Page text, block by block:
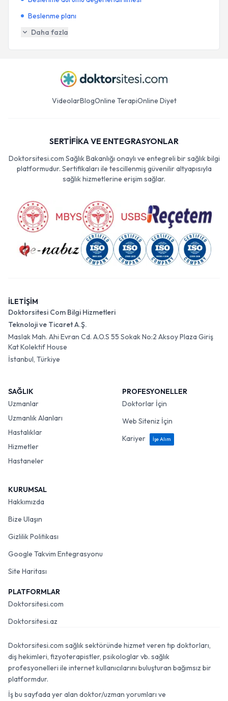
Beslenme planı
Daha fazla
VideolarBlogOnline TerapiOnline Diyet
SERTİFİKA VE ENTEGRASYONLAR
Doktorsitesi.com Sağlık Bakanlığı onaylı ve entegreli bir sağlık bilgi
platformudur. Sertifikaları ile tescillenmiş güvenilir altyapısıyla
sağlık hizmetlerine erişim sağlar.
İLETİŞİM
Doktorsitesi Com Bilgi Hizmetleri
Teknoloji ve Ticaret A.Ş.
Maslak Mah. Ahi Evran Cd. A.O.S 55 Sokak No:2 Aksoy Plaza Giriş
Kat Kolektif House
İstanbul, Türkiye
SAĞLIK
Uzmanlar
Uzmanlık Alanları
Hastalıklar
Hizmetler
Hastaneler
PROFESYONELLER
Doktorlar İçin
Web Siteniz İçin
Kariyer
İşe Alım
KURUMSAL
Hakkımızda
Bize Ulaşın
Gizlilik Politikası
Google Takvim Entegrasyonu
Site Haritası
PLATFORMLAR
Doktorsitesi.com
Doktorsitesi.az
Doktorsitesi.com sağlık sektöründe hizmet veren tıp doktorları,
diş hekimleri, fizyoterapistler, psikologlar vb. sağlık
profesyonelleri ile internet kullanıcılarını buluşturan bağımsız bir
platformdur.
İş bu sayfada yer alan doktor/uzman yorumları ve